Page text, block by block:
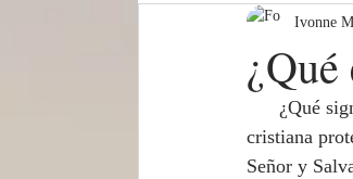
Inspiración Profética
Ivonne
cristiana
Señor y